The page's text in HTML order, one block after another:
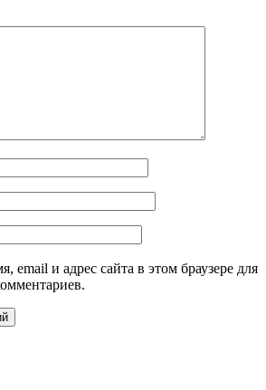
email и адрес сайта в этом браузере для